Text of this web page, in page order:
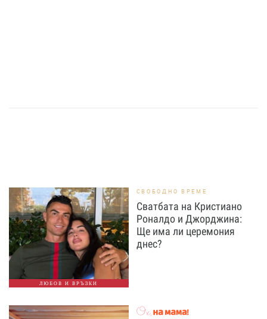
ЛЮБОВ И ВРЪЗКИ
СВОБОДНО ВРЕМЕ
Сватбата на Кристиано
Роналдо и Джорджина:
Ще има ли церемония
днес?